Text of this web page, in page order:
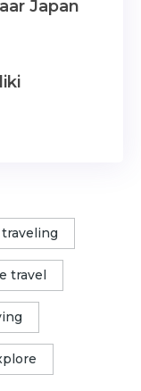
Japan
traveling
travel